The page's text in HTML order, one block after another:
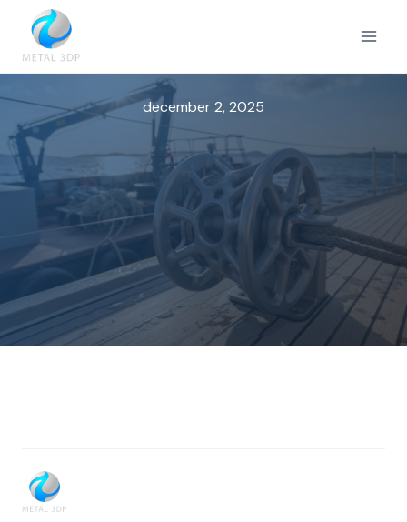
content
december 2, 2025